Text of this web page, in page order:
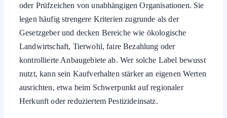
oder Prüfzeichen von unabhängigen Organisationen. Sie
legen häufig strengere Kriterien zugrunde als der
Gesetzgeber und decken Bereiche wie ökologische
Landwirtschaft, Tierwohl, faire Bezahlung oder
kontrollierte Anbaugebiete ab. Wer solche Label bewusst
nutzt, kann sein Kaufverhalten stärker an eigenen Werten
ausrichten, etwa beim Schwerpunkt auf regionaler
Herkunft oder reduziertem Pestizideinsatz.